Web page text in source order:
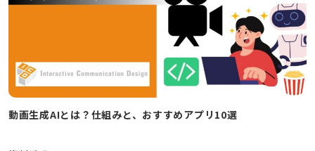
動画生成AIとは？仕組みと、おすすめアプリ10選